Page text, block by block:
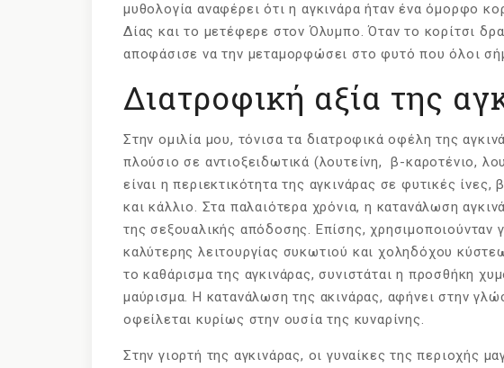
μυθολογία αναφέρει ότι η αγκινάρα ήταν ένα όμορφο
Δίας και το μετέφερε στον Όλυμπο. Όταν το κορίτσι
αποφάσισε να την μεταμορφώσει στο φυτό που όλοι
Διατροφική αξία της
Στην ομιλία μου, τόνισα τα διατροφικά οφέλη της
πλούσιο σε αντιοξειδωτικά (λουτείνη, β-καροτένιο,
είναι η περιεκτικότητα της αγκινάρας σε φυτικές ίνες,
και κάλλιο. Στα παλαιότερα χρόνια, η κατανάλωση
της σεξουαλικής απόδοσης. Επίσης,
καλύτερης λειτουργίας συκωτιού και χοληδόχου
το καθάρισμα της αγκινάρας, συνιστάται η προσθήκη
μαύρισμα. Η κατανάλωση της ακινάρας, αφήνει στην
οφείλεται κυρίως στην ουσία της κυναρίνης.
Στην γιορτή της αγκινάρας, οι γυναίκες της περιοχής